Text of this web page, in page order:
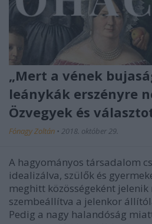
„Mert a vének
leánykák erszényre
Özvegyek és
Fónagy Zoltán • 2018. október 29.
A hagyományos társadalom
idealizálva, szülők és
meghitt közösségeként jelenik
szembeállítva a jelenkor
Pedig a nagy halandóság